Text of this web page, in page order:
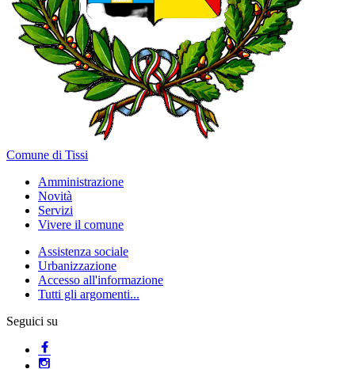
Comune di Tissi
Amministrazione
Novità
Servizi
Vivere il comune
Assistenza sociale
Urbanizzazione
Accesso all'informazione
Tutti gli argomenti...
Seguici su